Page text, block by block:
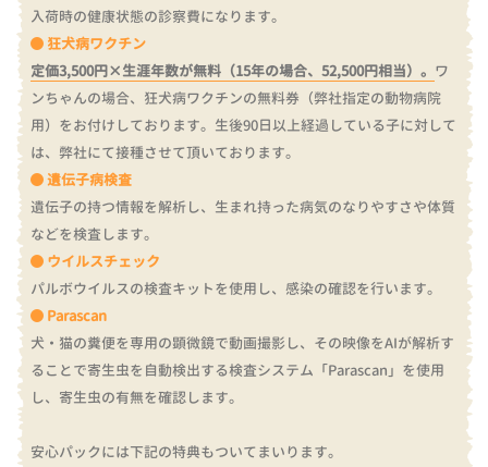
入荷時の健康状態の診察費になります。
狂犬病ワクチン
定価3,500円×生涯年数が無料（15年の場合、52,500円相当）。 ワ
ンちゃんの場合、狂犬病ワクチンの無料券（弊社指定の動物病院
用）をお付けしております。 生後90日以上経過している子に対して
は、弊社にて接種させて頂いております。
遺伝子病検査
遺伝子の持つ情報を解析し、生まれ持った病気のなりやすさや体質
などを検査します。
ウイルスチェック
パルボウイルスの検査キットを使用し、感染の確認を行います。
Parascan
犬・猫の糞便を専用の顕微鏡で動画撮影し、その映像をAIが解析す
ることで寄生虫を自動検出する検査システム「Parascan」を使用
し、寄生虫の有無を確認します。
安心パックには下記の特典もついてまいります。